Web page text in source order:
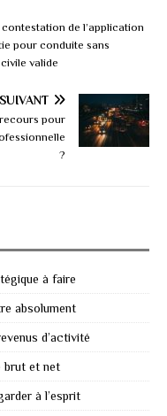
de l’application
pour conduite sans
valide
SUIVANT
pour
?
à faire
absolument
d’activité
brut et net
à l’esprit